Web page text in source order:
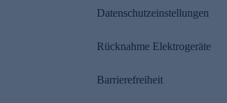
Datenschutzeinstellungen
Rücknahme Elektrogeräte
Barrierefreiheit